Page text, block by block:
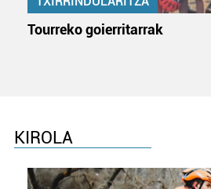
Tourreko goierritarrak
KIROLA